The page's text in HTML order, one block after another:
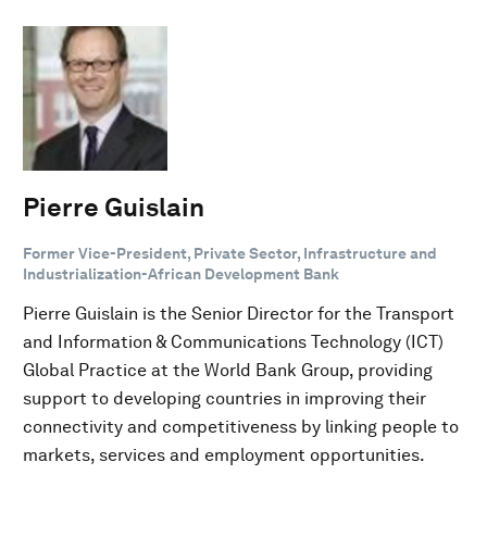
Pierre Guislain
Former Vice-President, Private Sector, Infrastructure and
Industrialization-African Development Bank
Pierre Guislain is the Senior Director for the Transport
and Information & Communications Technology (ICT)
Global Practice at the World Bank Group, providing
support to developing countries in improving their
connectivity and competitiveness by linking people to
markets, services and employment opportunities.